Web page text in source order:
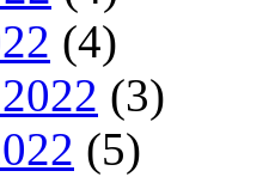
(4)
(3)
(5)